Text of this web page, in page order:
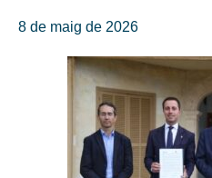
8 de maig de 2026